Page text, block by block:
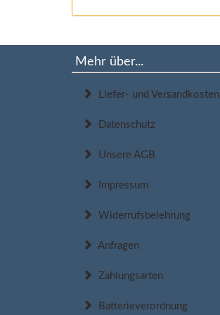
Mehr über...
Liefer- und Versandkosten
Datenschutz
Unsere AGB
Impressum
Widerrufsbelehrung
Anfragen
Zahlungsarten
Batterieverordnung